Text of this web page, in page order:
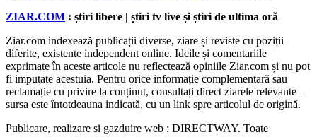
ZIAR.COM : știri libere | știri tv live și știri de ultima oră
Ziar.com indexează publicații diverse, ziare și reviste cu poziții
diferite, existente independent online. Ideile și comentariile
exprimate în aceste articole nu reflectează opiniile Ziar.com și nu pot
fi imputate acestuia. Pentru orice informație complementară sau
reclamație cu privire la conținut, consultați direct ziarele relevante –
sursa este întotdeauna indicată, cu un link spre articolul de origină.
Publicare, realizare si gazduire web : DIRECTWAY. Toate